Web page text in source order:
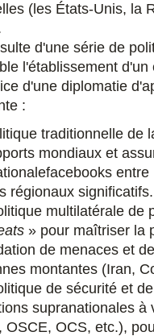
(les États-Unis, la
d'une série de
l'établissement
d'une diplomatie
:
traditionnelle de
mondiaux et
régionaux significatifs.
multilatérale de
» pour maîtriser la
de menaces et
montantes (Iran,
de sécurité et
supranationales
OSCE, OCS, etc.),